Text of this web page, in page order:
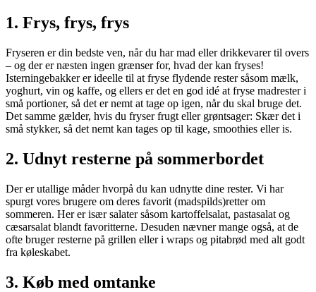
1. Frys, frys, frys
Fryseren er din bedste ven, når du har mad eller drikkevarer til overs
– og der er næsten ingen grænser for, hvad der kan fryses!
Isterningebakker er ideelle til at fryse flydende rester såsom mælk,
yoghurt, vin og kaffe, og ellers er det en god idé at fryse madrester i
små portioner, så det er nemt at tage op igen, når du skal bruge det.
Det samme gælder, hvis du fryser frugt eller grøntsager: Skær det i
små stykker, så det nemt kan tages op til kage, smoothies eller is.
2. Udnyt resterne på sommerbordet
Der er utallige måder hvorpå du kan udnytte dine rester. Vi har
spurgt vores brugere om deres favorit (madspilds)retter om
sommeren. Her er især salater såsom kartoffelsalat, pastasalat og
cæsarsalat blandt favoritterne. Desuden nævner mange også, at de
ofte bruger resterne på grillen eller i wraps og pitabrød med alt godt
fra køleskabet.
3. Køb med omtanke